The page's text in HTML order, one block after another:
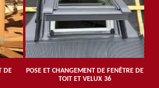
DE
POSE ET CHANGEMENT DE FENÊTRE DE
TOIT ET VELUX 36